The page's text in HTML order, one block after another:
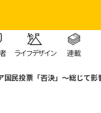
ライフデザイン 連載
国民投票「否決」～総じて